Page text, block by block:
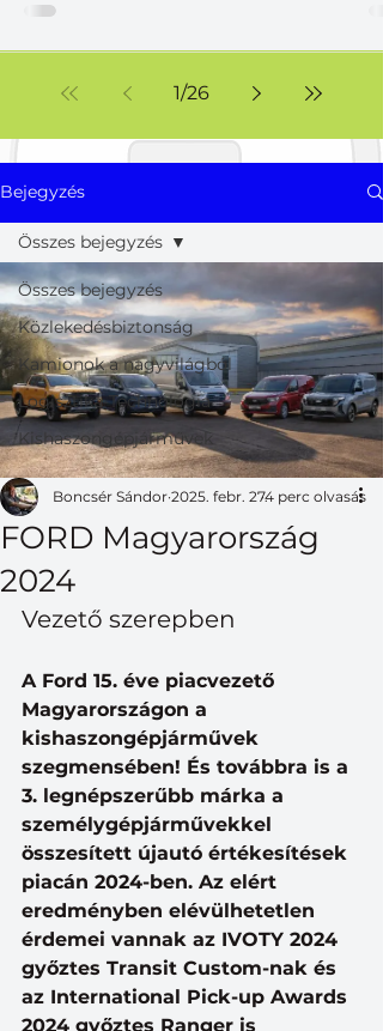
ahol a magyar partnerek is találkozhattak
duruzsoló dízelek mellett hangsúlyos
melyek már a jelen, de inkább a közeljövő új
világának korszerű járműveit képviselték.
voltak hagyományos prezentációk, viszont
1/26
Bejegyzés
Összes bejegyzés
Közlekedésbiztonság
Kamionok a nagyvilágból
Logisztika-Technológia
Kishaszongépjárművek
Összes bejegyzés
FORD Magyarország
2024
Boncsér Sándor 2025. febr. 27.4 perc olvasás
Vezető szerepben
A Ford 15. éve piacvezető
Magyarországon a
kishaszongépjárművek
szegmensében! És továbbra is a
3. legnépszerűbb márka a
személygépjárművekkel
összesített újautó értékesítések
piacán 2024-ben. Az elért
eredményben elévülhetetlen
érdemei vannak az IVOTY 2024
győztes Transit Custom-nak és
az International Pick-up Awards
2024 győztes Ranger is